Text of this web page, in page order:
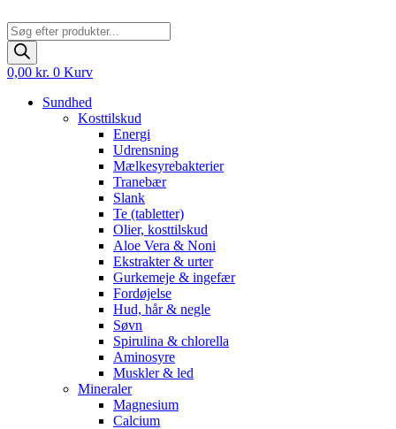
Products
search
0,00 kr. 0 Kurv
Sundhed
Kosttilskud
Energi
Udrensning
Mælkesyrebakterier
Tranebær
Slank
Te (tabletter)
Olier, kosttilskud
Aloe Vera & Noni
Ekstrakter & urter
Gurkemeje & ingefær
Fordøjelse
Hud, hår & negle
Søvn
Spirulina & chlorella
Aminosyre
Muskler & led
Mineraler
Magnesium
Calcium